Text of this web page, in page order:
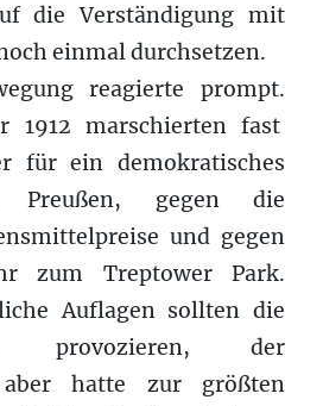
die Verständigung mit
einmal durchsetzen.
reagierte prompt.
1912 marschierten fast
für ein demokratisches
Preußen, gegen die
und gegen
zum Treptower Park.
Auflagen sollten die
provozieren, der
aber hatte zur größten